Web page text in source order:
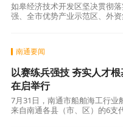
如皋经济技术开发区坚决贯彻
强、全市优势产业示范区、外
南通要闻
以赛练兵强技 夯实人才
在启举行
7月31日，南通市船舶海工行业
来自南通各县（市、区）的6支